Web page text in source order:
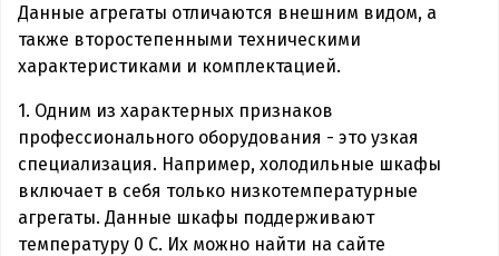
Данные агрегаты отличаются внешним видом, а
также второстепенными техническими
характеристиками и комплектацией.
1. Одним из характерных признаков
профессионального оборудования - это узкая
специализация. Например, холодильные шкафы
включает в себя только низкотемпературные
агрегаты. Данные шкафы поддерживают
температуру 0 С. Их можно найти на сайте